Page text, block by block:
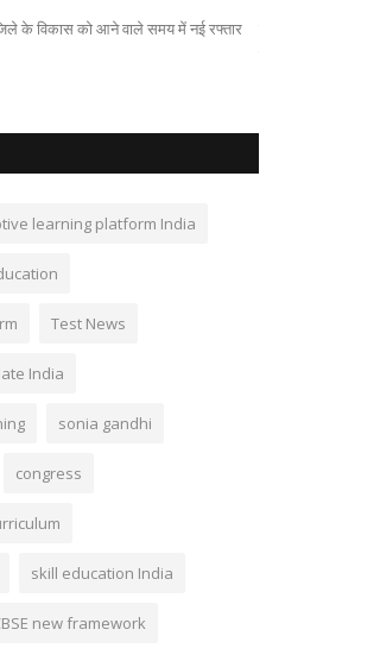
के विकास को आने वाले समय में नई रफ्तार
learning platform India
Test News
India
sonia gandhi
congress
skill education India
new framework